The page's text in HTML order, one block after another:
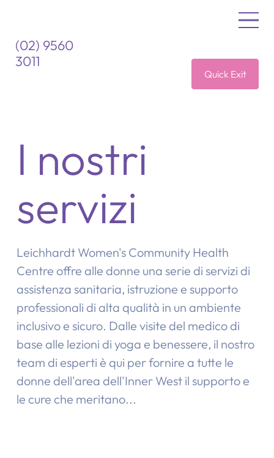
(02) 9560
3011
Quick Exit
I nostri
servizi
Leichhardt Women's Community Health
Centre offre alle donne una serie di servizi di
assistenza sanitaria, istruzione e supporto
professionali di alta qualità in un ambiente
inclusivo e sicuro. Dalle visite del medico di
base alle lezioni di yoga e benessere, il nostro
team di esperti è qui per fornire a tutte le
donne dell'area dell'Inner West il supporto e
le cure che meritano...